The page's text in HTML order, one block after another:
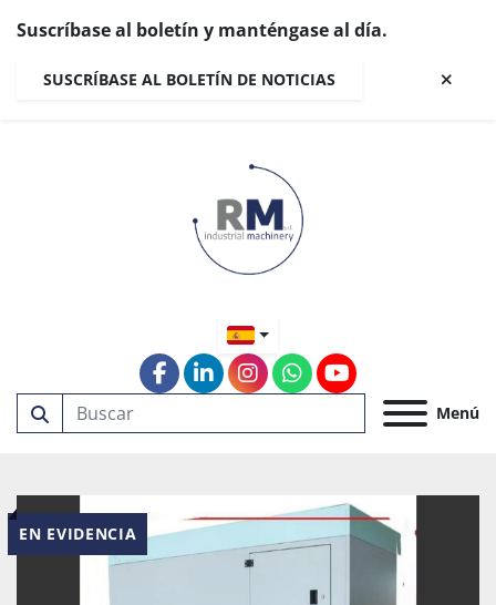
Suscríbase al boletín y manténgase al día.
SUSCRÍBASE AL BOLETÍN DE NOTICIAS
Menú
facebook
linkedininstagram
whatsapp
youtube
EN EVIDENCIA